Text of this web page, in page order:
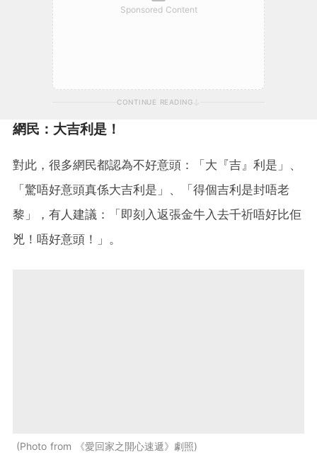
Sponsored Content
CONTINUE READING
網民：大吉利是！
對此，很多網民都認為不好意頭：「大『吉』利是」、
「驚唔好意頭真係大吉利是」、「得個吉利是封唔老
黎」，有人建議：「即刻入返張金牛入去千祈唔好比佢
兇！唔好意頭！」。
Photo from 《愛回家之開心速遞》劇照